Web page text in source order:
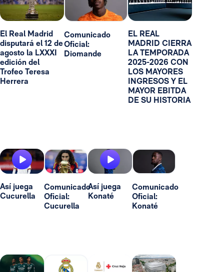
El Real Madrid
disputará el 12 de
agosto la LXXXI
edición del
Trofeo Teresa
Herrera
Comunicado
Oficial:
Diomande
EL REAL
MADRID CIERRA
LA TEMPORADA
2025-2026 CON
LOS MAYORES
INGRESOS Y EL
MAYOR EBITDA
DE SU HISTORIA
Así juega
Cucurella
Comunicado
Oficial:
Cucurella
Así juega
Konaté
Comunicado
Oficial:
Konaté